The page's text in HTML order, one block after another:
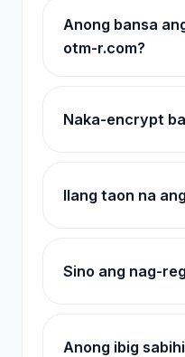
Anong bansa
otm-r.com?
Naka-encrypt
Ilang taon na
Sino ang nag-
Anong ibig